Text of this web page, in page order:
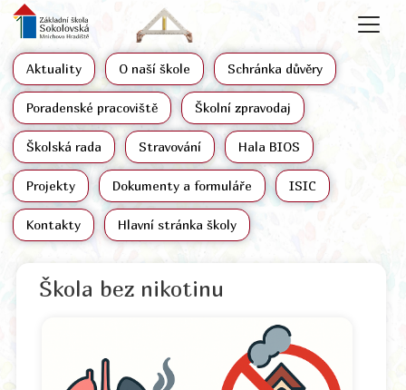
Aktuality O naší škole Schránka důvěry
Poradenské pracoviště Školní zpravodaj
Školská rada Stravování Hala BIOS
Projekty Dokumenty a formuláře ISIC
Kontakty Hlavní stránka školy
Škola bez nikotinu